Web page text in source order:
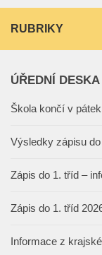
RUBRIKY
ÚŘEDNÍ DESKA
Škola končí v
Výsledky zápisu
Zápis do 1. tříd –
Zápis do 1. tříd
Informace z